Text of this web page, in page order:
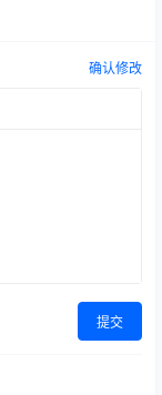
确认修改
提交